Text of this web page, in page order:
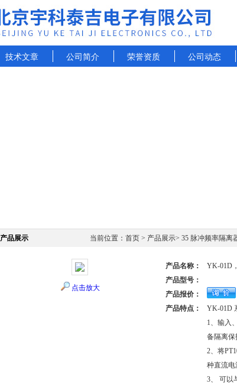
技术文章 公司简介 荣誉资质 公司动态
产品展示 当前位置： 首页 > 产品展示> 35 脉冲频率隔离
点击放大
产品名称：
YK-01D
产品型号：
产品报价：
产品特点：
YK-01D
1、输入
备隔离保
2、将
种直流电
3、 可以